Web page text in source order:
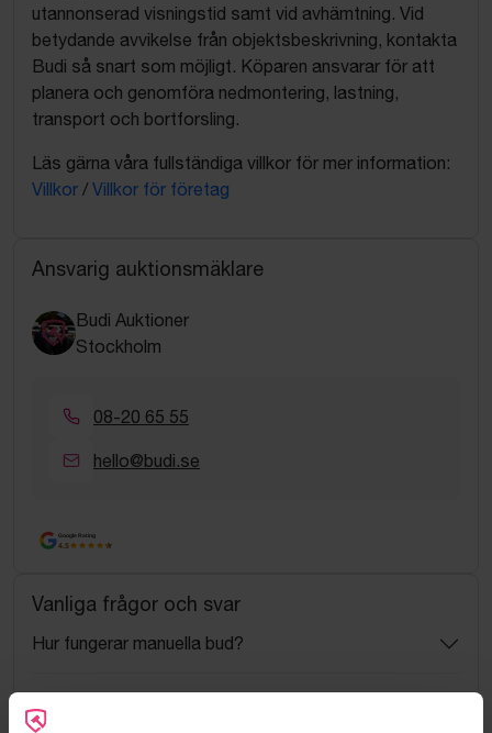
utannonserad visningstid samt vid avhämtning. Vid
betydande avvikelse från objektsbeskrivning, kontakta
Budi så snart som möjligt. Köparen ansvarar för att
planera och genomföra nedmontering, lastning,
transport och bortforsling.
Läs gärna våra fullständiga villkor för mer information:
Villkor / Villkor för företag
Ansvarig auktionsmäklare
Budi Auktioner
Stockholm
08-20 65 55
hello@budi.se
Google Rating
4.5
Vanliga frågor och svar
Hur fungerar manuella bud?